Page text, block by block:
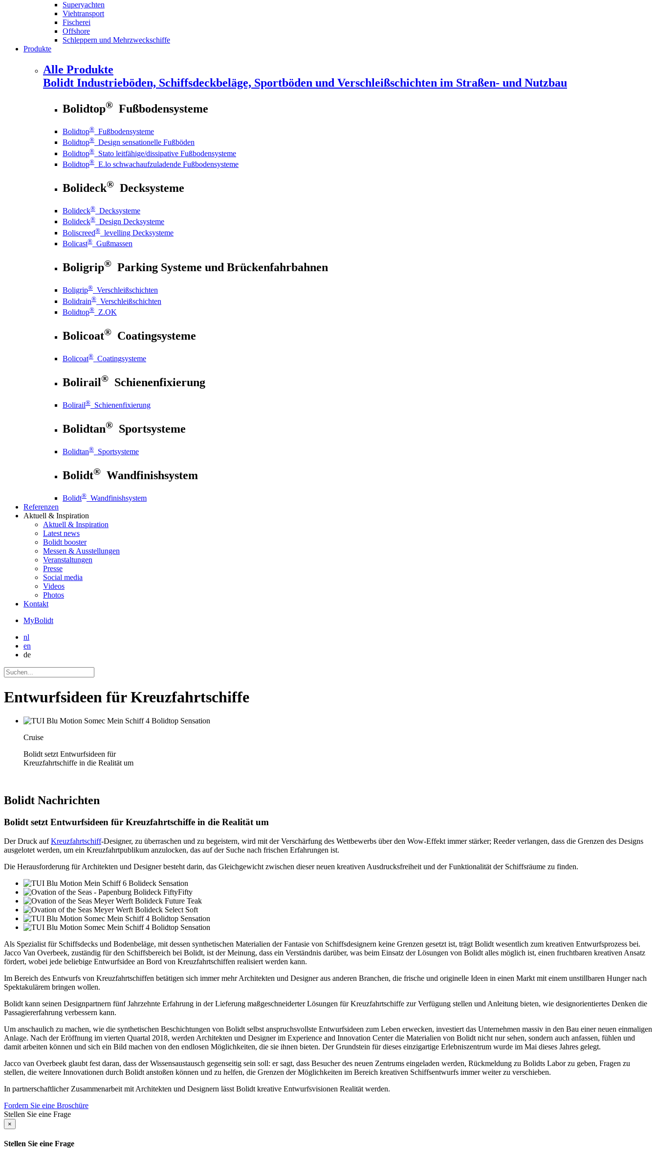
Superyachten
Viehtransport
Fischerei
Offshore
Schleppern und Mehrzweckschiffe
Produkte
Alle Produkte
Bolidt Industrieböden, Schiffsdeckbeläge, Sportböden und Verschleißschichten im Straßen- und Nutzbau
Bolidtop® Fußbodensysteme
Bolidtop® Fußbodensysteme
Bolidtop® Design sensationelle Fußböden
Bolidtop® Stato leitfähige/dissipative Fußbodensysteme
Bolidtop® E.lo schwachaufzuladende Fußbodensysteme
Bolideck® Decksysteme
Bolideck® Decksysteme
Bolideck® Design Decksysteme
Boliscreed® levelling Decksysteme
Bolicast® Gußmassen
Boligrip® Parking Systeme und Brückenfahrbahnen
Boligrip® Verschleißschichten
Bolidrain® Verschleißschichten
Bolidtop® Z.OK
Bolicoat® Coatingsysteme
Bolicoat® Coatingsysteme
Bolirail® Schienenfixierung
Bolirail® Schienenfixierung
Bolidtan® Sportsysteme
Bolidtan® Sportsysteme
Bolidt® Wandfinishsystem
Bolidt® Wandfinishsystem
Referenzen
Aktuell & Inspiration
Aktuell & Inspiration
Latest news
Bolidt booster
Messen & Ausstellungen
Veranstaltungen
Presse
Social media
Videos
Photos
Kontakt
MyBolidt
nl
en
de
Entwurfsideen für Kreuzfahrtschiffe
Cruise
Bolidt setzt Entwurfsideen für
Kreuzfahrtschiffe in die Realität um
Bolidt Nachrichten
Bolidt setzt Entwurfsideen für Kreuzfahrtschiffe in die Realität um
Der Druck aufKreuzfahrtschiff-Designer, zu überraschen und zu begeistern, wird mit der Verschärfung des Wettbewerbs über den Wow-Effekt immer stärker; Reeder verlangen, dass die Grenzen des Designs
ausgelotet werden, um ein Kreuzfahrtpublikum anzulocken, das auf der Suche nach frischen Erfahrungen ist.
Die Herausforderung für Architekten und Designer besteht darin, das Gleichgewicht zwischen dieser neuen kreativen Ausdrucksfreiheit und der Funktionalität der Schiffsräume zu finden.
Als Spezialist für Schiffsdecks und Bodenbeläge, mit dessen synthetischen Materialien der Fantasie von Schiffsdesignern keine Grenzen gesetzt ist, trägt Bolidt wesentlich zum kreativen Entwurfsprozess bei.
Jacco Van Overbeek, zuständig für den Schiffsbereich bei Bolidt, ist der Meinung, dass ein Verständnis darüber, was beim Einsatz der Lösungen von Bolidt alles möglich ist, einen fruchtbaren kreativen Ansatz
fördert, wobei jede beliebige Entwurfsidee an Bord von Kreuzfahrtschiffen realisiert werden kann.
Im Bereich des Entwurfs von Kreuzfahrtschiffen betätigen sich immer mehr Architekten und Designer aus anderen Branchen, die frische und originelle Ideen in einen Markt mit einem unstillbaren Hunger nach
Spektakulärem bringen wollen.
Bolidt kann seinen Designpartnern fünf Jahrzehnte Erfahrung in der Lieferung maßgeschneiderter Lösungen für Kreuzfahrtschiffe zur Verfügung stellen und Anleitung bieten, wie designorientiertes Denken die
Passagiererfahrung verbessern kann.
Um anschaulich zu machen, wie die synthetischen Beschichtungen von Bolidt selbst anspruchsvollste Entwurfsideen zum Leben erwecken, investiert das Unternehmen massiv in den Bau einer neuen einmaligen
Anlage. Nach der Eröffnung im vierten Quartal 2018, werden Architekten und Designer im Experience and Innovation Center die Materialien von Bolidt nicht nur sehen, sondern auch anfassen, fühlen und
damit arbeiten können und sich ein Bild machen von den endlosen Möglichkeiten, die sie ihnen bieten. Der Grundstein für dieses einzigartige Erlebniszentrum wurde im Mai dieses Jahres gelegt.
Jacco van Overbeek glaubt fest daran, dass der Wissensaustausch gegenseitig sein soll: er sagt, dass Besucher des neuen Zentrums eingeladen werden, Rückmeldung zu Bolidts Labor zu geben, Fragen zu
stellen, die weitere Innovationen durch Bolidt anstoßen können und zu helfen, die Grenzen der Möglichkeiten im Bereich kreativen Schiffsentwurfs immer weiter zu verschieben.
In partnerschaftlicher Zusammenarbeit mit Architekten und Designern lässt Bolidt kreative Entwurfsvisionen Realität werden.
Fordern Sie eine Broschüre
Stellen Sie eine Frage
×
Stellen Sie eine Frage